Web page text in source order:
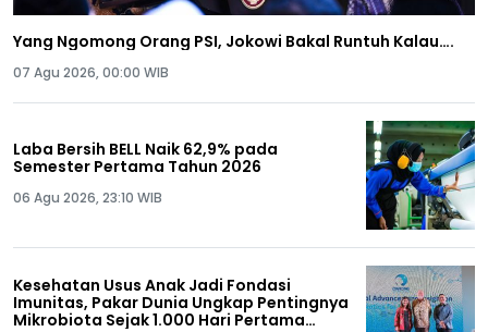
Yang Ngomong Orang PSI, Jokowi Bakal Runtuh Kalau….
07 Agu 2026, 00:00 WIB
Laba Bersih BELL Naik 62,9% pada
Semester Pertama Tahun 2026
06 Agu 2026, 23:10 WIB
Kesehatan Usus Anak Jadi Fondasi
Imunitas, Pakar Dunia Ungkap Pentingnya
Mikrobiota Sejak 1.000 Hari Pertama